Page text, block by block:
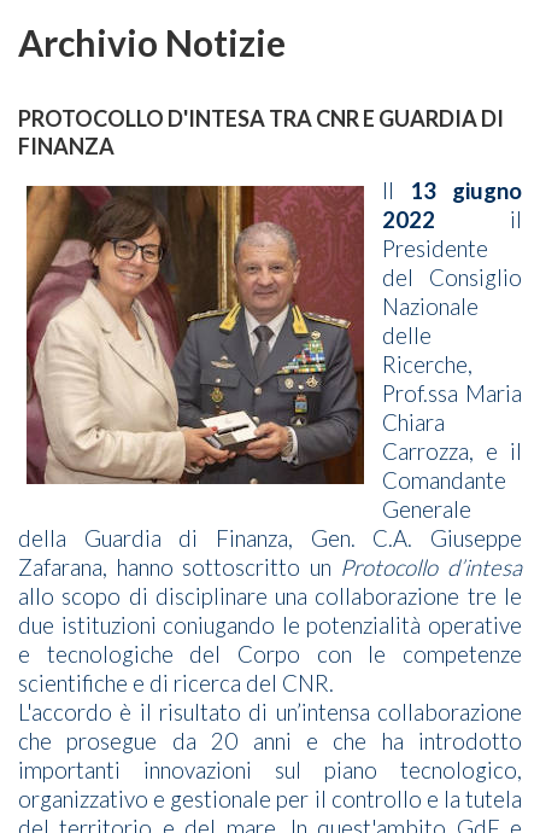
Archivio Notizie
PROTOCOLLO D'INTESA TRA CNR E GUARDIA DI
FINANZA
Il 13 giugno
2022 il
Presidente
del Consiglio
Nazionale
delle
Ricerche,
Prof.ssa Maria
Chiara
Carrozza, e il
Comandante
Generale
della Guardia di Finanza, Gen. C.A. Giuseppe
Zafarana, hanno sottoscritto un Protocollo d’intesa
allo scopo di disciplinare una collaborazione tre le
due istituzioni coniugando le potenzialità operative
e tecnologiche del Corpo con le competenze
scientifiche e di ricerca del CNR.
L'accordo è il risultato di un’intensa collaborazione
che prosegue da 20 anni e che ha introdotto
importanti innovazioni sul piano tecnologico,
organizzativo e gestionale per il controllo e la tutela